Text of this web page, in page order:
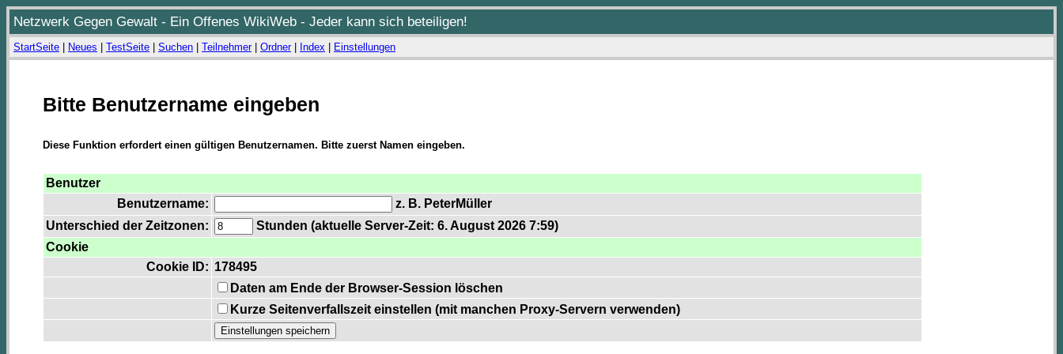
Netzwerk Gegen Gewalt - Ein Offenes WikiWeb - Jeder kann sich beteiligen!
StartSeite Neues TestSeite Suchen Teilnehmer| Ordner| Index Einstellungen
Bitte Benutzername eingeben
Diese Funktion erfordert einen gültigen Benutzernamen. Bitte zuerst Namen eingeben.
Benutzer
Benutzername:
z. B. PeterMüller
Unterschied der Zeitzonen:
Stunden (aktuelle Server-Zeit: 6. August 2026 7:59)
Cookie
Cookie ID: 178495
Daten am Ende der Browser-Session löschen
Kurze Seitenverfallszeit einstellen (mit manchen Proxy-Servern verwenden)